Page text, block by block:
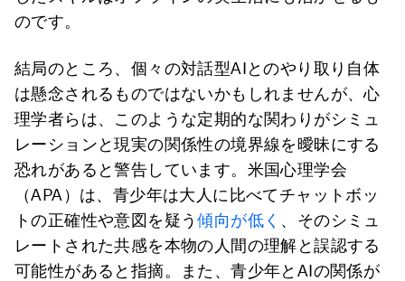
のです。
結局のところ、個々の対話型AIとのやり取り自体
は懸念されるものではないかもしれませんが、心
理学者らは、このような定期的な関わりがシミュ
レーションと現実の関係性の境界線を曖昧にする
恐れがあると警告しています。米国心理学会
（APA）は、青少年は大人に比べてチャットボッ
トの正確性や意図を疑う傾向が低く 、そのシミュ
レートされた共感を本物の人間の理解と誤認する
可能性があると指摘。また、青少年とAIの関係が